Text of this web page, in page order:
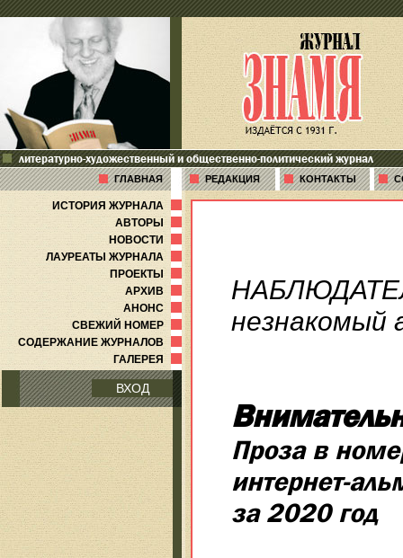
литературно-художественный и общественно-политический журнал
ГЛАВНАЯ РЕДАКЦИЯ КОНТАКТЫ
ИСТОРИЯ ЖУРНАЛА
АВТОРЫ
НОВОСТИ
ЛАУРЕАТЫ ЖУРНАЛА
ПРОЕКТЫ
АРХИВ
АНОНС
СВЕЖИЙ НОМЕР
СОДЕРЖАНИЕ ЖУРНАЛОВ
ГАЛЕРЕЯ
ВХОД
незнакомый
Проза в
интернет-
за 2020 год